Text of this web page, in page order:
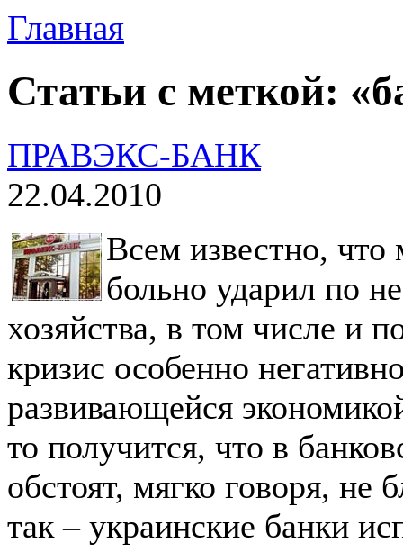
Главная
Статьи с меткой:
ПРАВЭКС-БАНК
22.04.2010
Всем известно, что
больно ударил по
хозяйства, в том числе и
кризис особенно
развивающейся
то получится, что в
обстоят, мягко говоря, не
так – украинские банки